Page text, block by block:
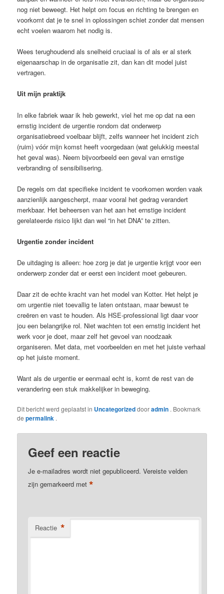
nog niet beweegt. Het helpt om focus en richting te brengen en
voorkomt dat je te snel in oplossingen schiet zonder dat mensen
echt voelen waarom het nodig is.
Wees terughoudend als snelheid cruciaal is of als er al sterk
eigenaarschap in de organisatie zit, dan kan dit model juist
vertragen.
Uit mijn praktijk
In elke fabriek waar ik heb gewerkt, viel het me op dat na een
ernstig incident de urgentie rondom dat onderwerp
organisatiebreed voelbaar blijft, zelfs wanneer het incident zich
(ruim) vóór mijn komst heeft voorgedaan (wat gelukkig meestal
het geval was). Neem bijvoorbeeld een geval van ernstige
verbranding of sensibilisering.
De regels om dat specifieke incident te voorkomen worden vaak
aanzienlijk aangescherpt, maar vooral het gedrag verandert
merkbaar. Het beheersen van het aan het ernstige incident
gerelateerde risico lijkt dan wel “in het DNA” te zitten.
Urgentie zonder incident
De uitdaging is alleen: hoe zorg je dat je urgentie krijgt voor een
onderwerp zonder dat er eerst een incident moet gebeuren.
Daar zit de echte kracht van het model van Kotter. Het helpt je
om urgentie niet toevallig te laten ontstaan, maar bewust te
creëren en vast te houden. Als HSE-professional ligt daar voor
jou een belangrijke rol. Niet wachten tot een ernstig incident het
werk voor je doet, maar zelf het gevoel van noodzaak
organiseren. Met data, met voorbeelden en met het juiste verhaal
op het juiste moment.
Want als de urgentie er eenmaal echt is, komt de rest van de
verandering een stuk makkelijker in beweging.
Dit bericht werd geplaatst in Uncategorizeddooradmin . Bookmark
depermalink .
Geef een reactie
Je e-mailadres wordt niet gepubliceerd. Vereiste velden
zijn gemarkeerd met*
Reactie *